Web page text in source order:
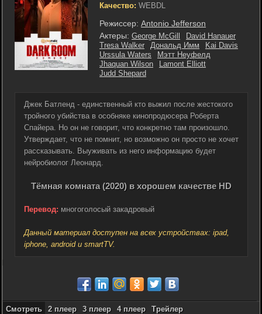
Качество: WEBDL
Режиссер: Antonio Jefferson
Актеры: George McGill
David Hanauer
Tresa Walker
Дональд Имм
Kai Davis
Urssula Waters
Мэтт Неуфелд
Jhaquan Wilson
Lamont Elliott
Judd Shepard
Джек Батленд - единственный кто выжил после жестокого
тройного убийства в особняке кинопродюсера Роберта
Спайера. Но он не говорит, что конкретно там произошло.
Утверждает, что не помнит, но возможно он просто не хочет
рассказывать. Выуживать из него информацию будет
нейробиолог Леонард.
Тёмная комната (2020) в хорошем качестве HD
Перевод: многоголосый закадровый
Данный материал доступен на всех устройствах: ipad,
iphone, android и smartTV.
Смотреть 2 плеер 3 плеер 4 плеер Трейлер